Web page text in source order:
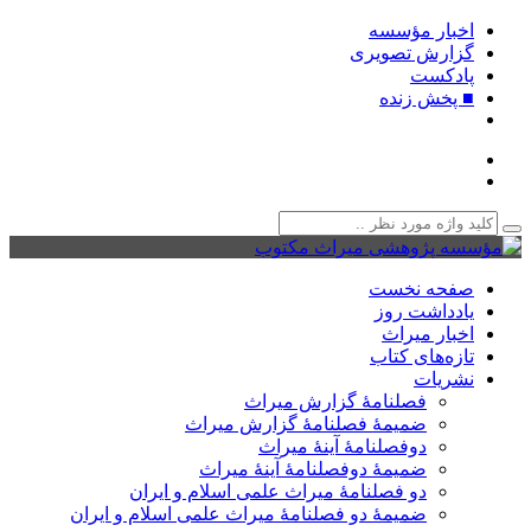
اخبار مؤسسه
گزارش تصویری
پادکست‌
■ پخش زنده
صفحه نخست
یادداشت روز
اخبار میراث
تازه‌های کتاب
نشریات
فصلنامۀ گزارش میراث
ضمیمۀ فصلنامۀ گزارش میراث
دوفصلنامۀ آینۀ میراث
ضمیمۀ دوفصلنامۀ آینۀ میراث
دو فصلنامۀ میراث علمی اسلام و ایران
ضمیمۀ دو فصلنامۀ میراث علمی اسلام و ایران